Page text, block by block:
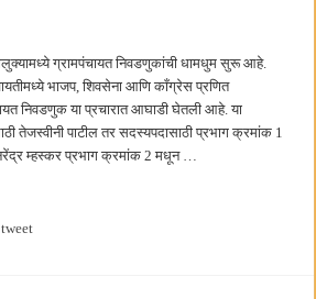
ग्रामपंचायत निवडणुकांची धामधुम सुरू आहे.
भाजप, शिवसेना आणि काँग्रेस प्रणित
निवडणुक या प्रचारात आघाडी घेतली आहे. या
तेजस्वीनी पाटील तर सदस्यपदासाठी प्रभाग क्रमांक 1
नरेंद्र म्हस्कर प्रभाग क्रमांक 2 मधून …
tweet